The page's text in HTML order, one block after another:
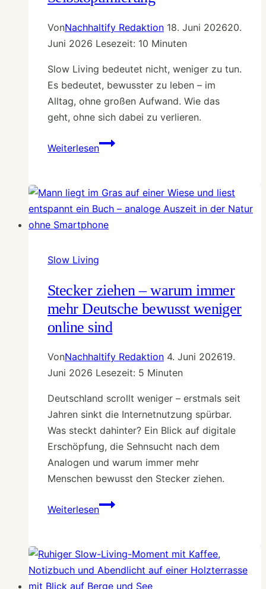
VonNachhaltify Redaktion 18. Juni 202620.
Juni 2026 Lesezeit: 10 Minuten
Slow Living bedeutet nicht, weniger zu tun.
Es bedeutet, bewusster zu leben – im
Alltag, ohne großen Aufwand. Wie das
geht, ohne sich dabei zu verlieren.
WeiterlesenWie
leichter
wird
–
Selbstoptimierung
Slow Living
Stecker ziehen – warum immer
mehr Deutsche bewusst weniger
online sind
VonNachhaltify Redaktion 4. Juni 202619.
Juni 2026 Lesezeit: 5 Minuten
Deutschland scrollt weniger – erstmals seit
Jahren sinkt die Internetnutzung spürbar.
Was steckt dahinter? Ein Blick auf digitale
Erschöpfung, die Sehnsucht nach dem
Analogen und warum immer mehr
Menschen bewusst den Stecker ziehen.
WeiterlesenStecker
warum
immer
mehr